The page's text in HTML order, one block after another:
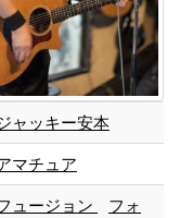
ャッキー安本
マチュア
ュージョン
フォ